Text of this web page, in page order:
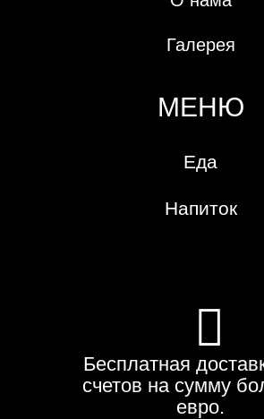
Галерея
МЕНЮ
Еда
Напиток
Бесплатная
счетов на сумму
евро.